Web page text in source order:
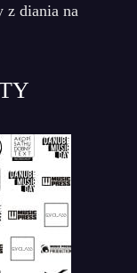
z diania na